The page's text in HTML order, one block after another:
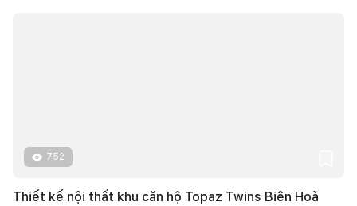
752
Thiết kế nội thất khu căn hộ Topaz Twins Biên Hoà